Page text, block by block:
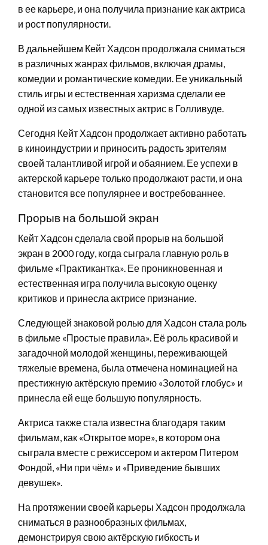
в ее карьере, и она получила признание как актриса
и рост популярности.
В дальнейшем Кейт Хадсон продолжала сниматься
в различных жанрах фильмов, включая драмы,
комедии и романтические комедии. Ее уникальный
стиль игры и естественная харизма сделали ее
одной из самых известных актрис в Голливуде.
Сегодня Кейт Хадсон продолжает активно работать
в киноиндустрии и приносить радость зрителям
своей талантливой игрой и обаянием. Ее успехи в
актерской карьере только продолжают расти, и она
становится все популярнее и востребованнее.
Прорыв на большой экран
Кейт Хадсон сделала свой прорыв на большой
экран в 2000 году, когда сыграла главную роль в
фильме «Практикантка». Ее проникновенная и
естественная игра получила высокую оценку
критиков и принесла актрисе признание.
Следующей знаковой ролью для Хадсон стала роль
в фильме «Простые правила». Её роль красивой и
загадочной молодой женщины, переживающей
тяжелые времена, была отмечена номинацией на
престижную актёрскую премию «Золотой глобус» и
принесла ей еще большую популярность.
Актриса также стала известна благодаря таким
фильмам, как «Открытое море», в котором она
сыграла вместе с режиссером и актером Питером
Фондой, «Ни при чём» и «Приведение бывших
девушек».
На протяжении своей карьеры Хадсон продолжала
сниматься в разнообразных фильмах,
демонстрируя свою актёрскую гибкость и